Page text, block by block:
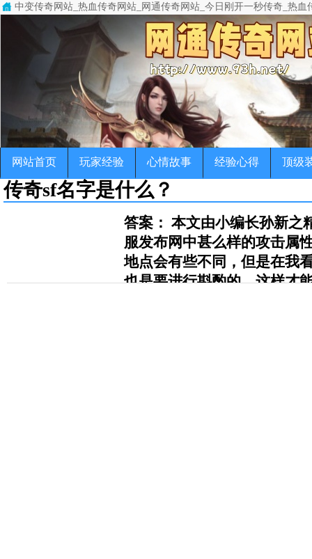
中变传奇网站_热血传奇网站_网通传奇网站_今日刚开一秒传奇_热血
中变传奇网站(www.93h.net)专注于变态传奇,超级变态传奇,超变态传
传奇，变态传奇，单职业传奇，超变传奇，宠物传奇，微变传奇，公益
网站首页 玩家经验 心情故事 经验心得 顶级
传奇sf名字是什么？
答案： 本文由小编长孙新之
服发布网中甚么样的攻击属
地点会有些不同，但是在我
也是要进行斟酌的，这样才